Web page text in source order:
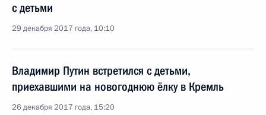
с детьми
29 декабря 2017 года, 10:10
Владимир Путин встретился с детьми,
приехавшими на новогоднюю ёлку в Кремль
26 декабря 2017 года, 15:20